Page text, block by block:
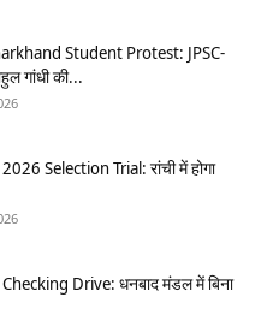
Student Protest: JPSC-
गांधी की...
Selection Trial: रांची में होगा
Drive: धनबाद मंडल में बिना